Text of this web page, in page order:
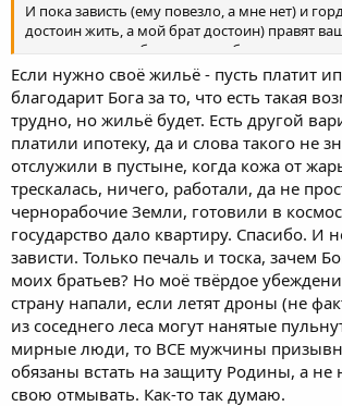
И пока зависть (ему повезло, а мне нет) и
достоин жить, а мой брат достоин) правят
очень тяжело избавиться от обиды на всех и
принятие. Я часто это вижу такие заметки,
зарабатывал хорошо, всех любил, всем
испытания, а вот сосед то-то, а у него всё
от того, что конкретный сосед погибнет на
никак не успокоится - это отдельный ваш
должен быть горевания, чтобы принять
поиска виноватых перейти в принятие.
проходит, но мы становимся больше этой
силы идти дальше и потихоньку оттаивать. Но
сил и времени, поэтому берегите нервы и
сейчас поддержит, даст опору.
Если нужно своё жильё - пусть платит
благодарит Бога за то, что есть такая
трудно, но жильё будет. Есть другой
платили ипотеку, да и слова такого не
отслужили в пустыне, когда кожа от
трескалась, ничего, работали, да не
чернорабочие Земли, готовили в
государство дало квартиру. Спасибо. И
зависти. Только печаль и тоска, зачем
моих братьев? Но моё твёрдое
страну напали, если летят дроны (не
из соседнего леса могут нанятые
мирные люди, то ВСЕ мужчины
обязаны встать на защиту Родины, а не
свою отмывать. Как-то так думаю.